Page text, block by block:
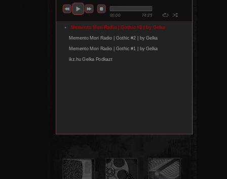
állnak össze. fllozz az elmúlt időszak egyik
előadójaként tűnt fel. 2024-ben a Telekom Electronic
válogatáslemezen debütált, 2025-ben pedig már a
műsorvezetője, Kevin Cole is játszotta down című
tágítja saját hangzásvilágát. Első magyar nyelvű EP-je, az
pop és a kísérletező elektronika egyik legerősebb hazai
olyan közreműködőkkel, mint Co Lee vagy Molnár Tamás.